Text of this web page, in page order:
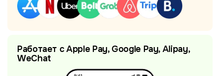
Работает с Apple Pay, Google Pay, Alipay,
WeChat